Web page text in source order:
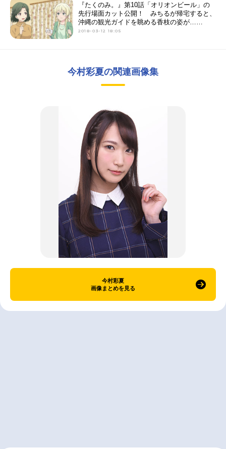
『たくのみ。』第10話「オリオンビール」の
先行場面カット公開！ みちるが帰宅すると、
沖縄の観光ガイドを眺める香枝の姿が……
2018-03-12 18:05
今村彩夏の関連画像集
今村彩夏
画像まとめを見る